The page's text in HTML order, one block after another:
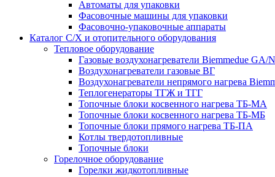
Автоматы для упаковки
Фасовочные машины для упаковки
Фасовочно-упаковочные аппараты
Каталог С/Х и отопительного оборудования
Тепловое оборудование
Газовые воздухонагреватели Biemmedue GA/N
Воздухонагреватели газовые ВГ
Воздухонагреватели непрямого нагрева
Теплогенераторы ТГЖ и ТГГ
Топочные блоки косвенного нагрева ТБ-МА
Топочные блоки косвенного нагрева ТБ-МБ
Топочные блоки прямого нагрева ТБ-ПА
Котлы твердотопливные
Топочные блоки
Горелочное оборудование
Горелки жидкотопливные